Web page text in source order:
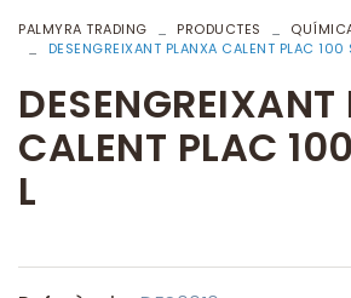
PALMYRA TRADING PRODUCTES
DESENGREIXANT PLANXA CALENT PLAC 100
CALENT PLAC
L